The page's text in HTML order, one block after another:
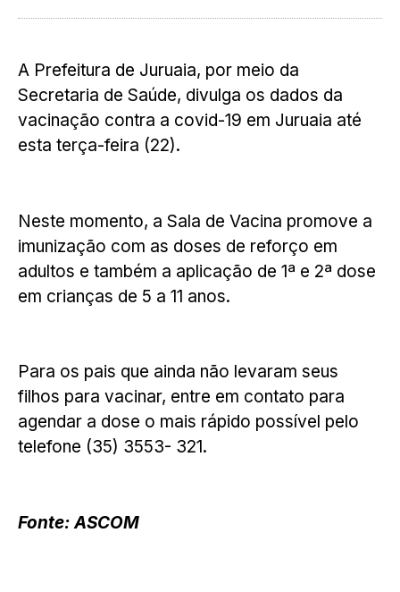
A Prefeitura de Juruaia, por meio da
Secretaria de Saúde, divulga os dados da
vacinação contra a covid-19 em Juruaia até
esta terça-feira (22).
Neste momento, a Sala de Vacina promove a
imunização com as doses de reforço em
adultos e também a aplicação de 1ª e 2ª dose
em crianças de 5 a 11 anos.
Para os pais que ainda não levaram seus
filhos para vacinar, entre em contato para
agendar a dose o mais rápido possível pelo
telefone (35) 3553- 321.
Fonte: ASCOM